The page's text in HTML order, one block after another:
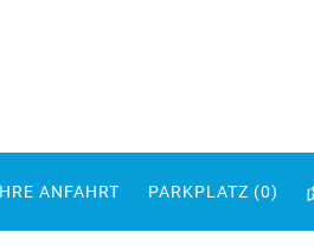
ANFAHRT PARKPLATZ (0)